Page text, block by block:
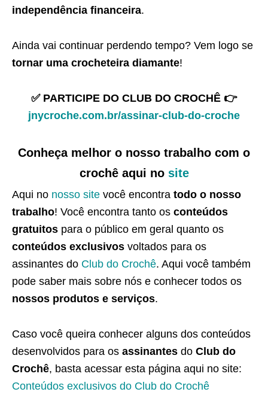
independência financeira.
Ainda vai continuar perdendo tempo? Vem logo se
tornar uma crocheteira diamante!
✅ PARTICIPE DO CLUB DO CROCHÊ 👉
jnycroche.com.br/assinar-club-do-croche
Conheça melhor o nosso trabalho com o
crochê aqui no site
Aqui no nosso site você encontra todo o nosso
trabalho! Você encontra tanto os conteúdos
gratuitos para o público em geral quanto os
conteúdos exclusivos voltados para os
assinantes do Club do Crochê. Aqui você também
pode saber mais sobre nós e conhecer todos os
nossos produtos e serviços.
Caso você queira conhecer alguns dos conteúdos
desenvolvidos para os assinantes do Club do
Crochê, basta acessar esta página aqui no site:
Conteúdos exclusivos do Club do Crochê